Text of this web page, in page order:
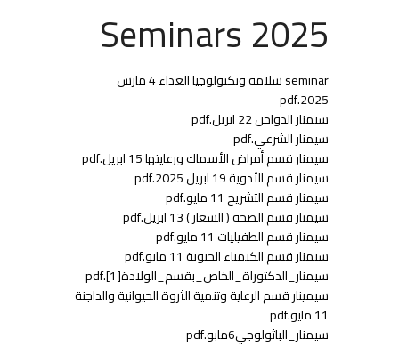
Seminars 2025
seminar سلامة وتكنولوجيا الغذاء 4 مارس
2025.pdf
سيمنار الدواجن 22 ابريل.pdf
سيمنار الشرعي.pdf
سيمنار قسم أمراض الأسماك ورعايتها 15 ابريل.pdf
سيمنار قسم الأدوية 19 ابريل 2025.pdf
سيمنار قسم التشريح 11 مايو.pdf
سيمنار قسم الصحة ( السعار ) 13 ابريل.pdf
سيمنار قسم الطفيليات 11 مايو.pdf
سيمنار قسم الكيمياء الحيوية 11 مايو.pdf
سيمنار_الدكتوراة_الخاص_بقسم_الولادة[1].pdf
سيمينار قسم الرعاية وتنمية الثروة الحيوانية والداجنة
11 مايو.pdf
سيمنار_الباثولوجي6مابو.pdf